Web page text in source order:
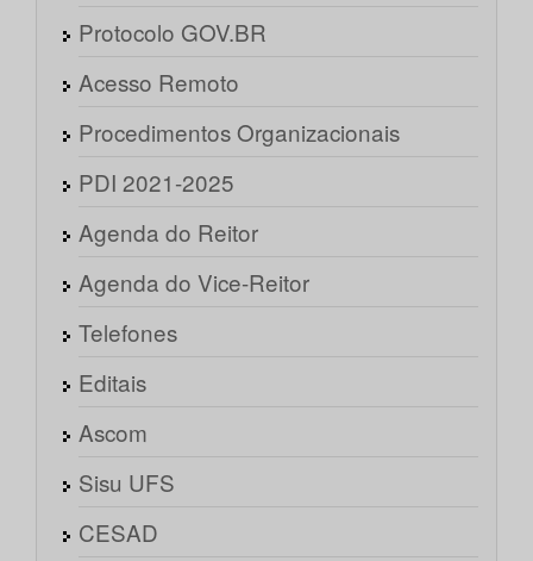
Protocolo GOV.BR
Acesso Remoto
Procedimentos Organizacionais
PDI 2021-2025
Agenda do Reitor
Agenda do Vice-Reitor
Telefones
Editais
Ascom
Sisu UFS
CESAD